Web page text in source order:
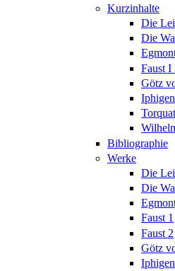
Kurzinhalte
Die
Die
Faust I
Götz
Bibliographie
Werke
Die
Die
Faust 1
Faust 2
Götz